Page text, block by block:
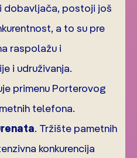
dobavljača, postoji još
a to su pre
raspolažu i
i udruživanja.
primenu Porterovog
telefona.
. Tržište pametnih
konkurencija